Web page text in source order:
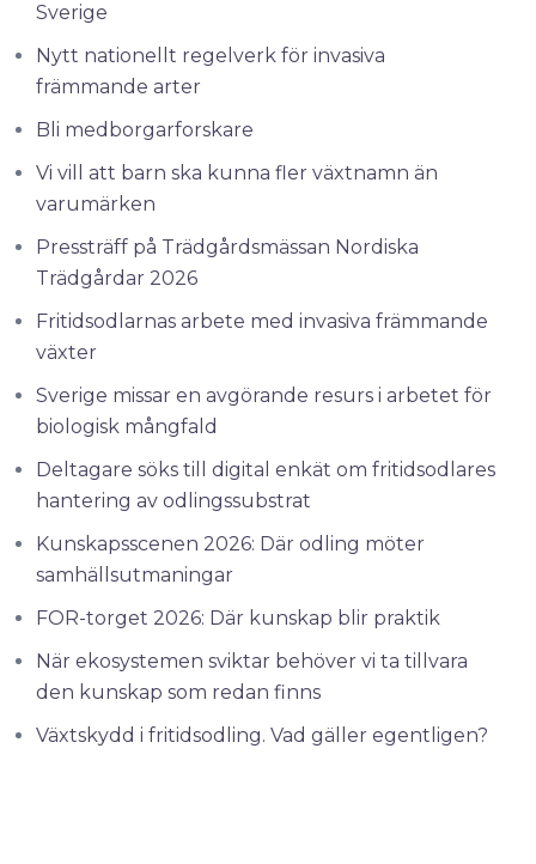
Sverige
Nytt nationellt regelverk för invasiva
främmande arter
Bli medborgarforskare
Vi vill att barn ska kunna fler växtnamn än
varumärken
Pressträff på Trädgårdsmässan Nordiska
Trädgårdar 2026
Fritidsodlarnas arbete med invasiva främmande
växter
Sverige missar en avgörande resurs i arbetet för
biologisk mångfald
Deltagare söks till digital enkät om fritidsodlares
hantering av odlingssubstrat
Kunskapsscenen 2026: Där odling möter
samhällsutmaningar
FOR-torget 2026: Där kunskap blir praktik
När ekosystemen sviktar behöver vi ta tillvara
den kunskap som redan finns
Växtskydd i fritidsodling. Vad gäller egentligen?